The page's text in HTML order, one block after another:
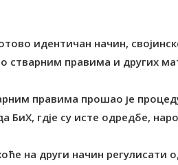
идентичан начин,
стварним правима и других
правима прошао је
БиХ, гдје су исте одредбе,
на други начин регулисати